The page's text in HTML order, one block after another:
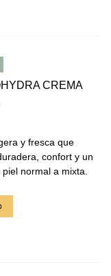
CREMA
y fresca que
confort y un
normal a mixta.